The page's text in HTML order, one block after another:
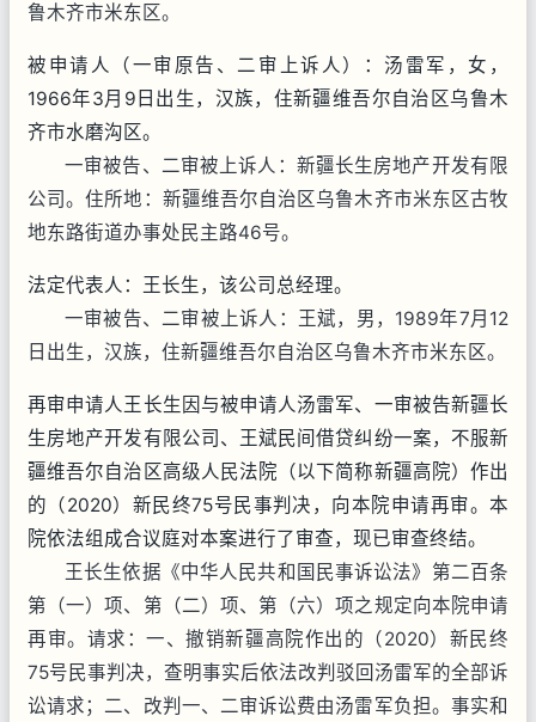
鲁木齐市米东区。
被申请人（一审原告、二审上诉人）：汤雷军，女，
1966年3月9日出生，汉族，住新疆维吾尔自治区乌鲁木
齐市水磨沟区。
一审被告、二审被上诉人：新疆长生房地产开发有限
公司。住所地：新疆维吾尔自治区乌鲁木齐市米东区古牧
地东路街道办事处民主路46号。
法定代表人：王长生，该公司总经理。
一审被告、二审被上诉人：王斌，男，1989年7月12
日出生，汉族，住新疆维吾尔自治区乌鲁木齐市米东区。
再审申请人王长生因与被申请人汤雷军、一审被告新疆长
生房地产开发有限公司、王斌民间借贷纠纷一案，不服新
疆维吾尔自治区高级人民法院（以下简称新疆高院）作出
的（2020）新民终75号民事判决，向本院申请再审。本
院依法组成合议庭对本案进行了审查，现已审查终结。
王长生依据《中华人民共和国民事诉讼法》第二百条
第（一）项、第（二）项、第（六）项之规定向本院申请
再审。请求：一、撤销新疆高院作出的（2020）新民终
75号民事判决，查明事实后依法改判驳回汤雷军的全部诉
讼请求；二、改判一、二审诉讼费由汤雷军负担。事实和